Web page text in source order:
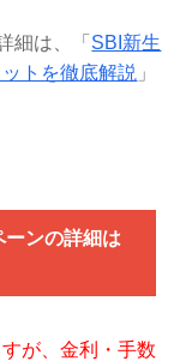
細は、「 SBI新生
トを徹底解説 」
ンの詳細は
が、金利・手数